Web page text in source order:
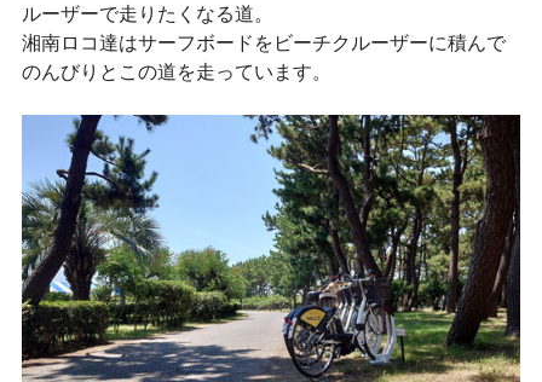
ルーザーで走りたくなる道。
湘南ロコ達はサーフボードをビーチクルーザーに積んで
のんびりとこの道を走っています。